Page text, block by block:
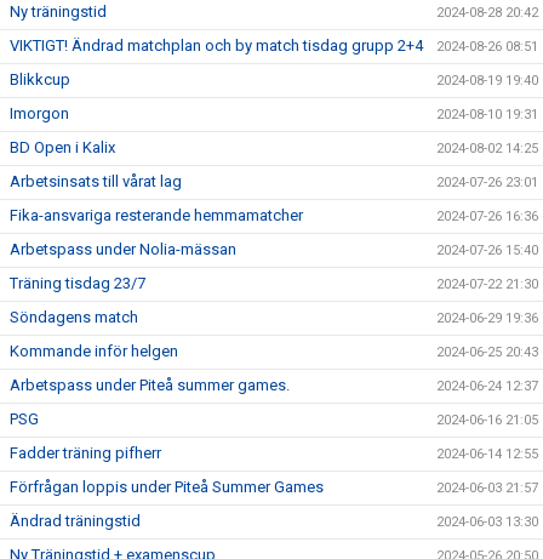
Ny träningstid 2024-08-28 20:42
VIKTIGT! Ändrad matchplan och by match tisdag grupp 2+4 2024-08-26 08:51
Blikkcup 2024-08-19 19:40
Imorgon 2024-08-10 19:31
BD Open i Kalix 2024-08-02 14:25
Arbetsinsats till vårat lag 2024-07-26 23:01
Fika-ansvariga resterande hemmamatcher 2024-07-26 16:36
Arbetspass under Nolia-mässan 2024-07-26 15:40
Träning tisdag 23/7 2024-07-22 21:30
Söndagens match 2024-06-29 19:36
Kommande inför helgen 2024-06-25 20:43
Arbetspass under Piteå summer games. 2024-06-24 12:37
PSG 2024-06-16 21:05
Fadder träning pifherr 2024-06-14 12:55
Förfrågan loppis under Piteå Summer Games 2024-06-03 21:57
Ändrad träningstid 2024-06-03 13:30
Ny Träningstid + examenscup